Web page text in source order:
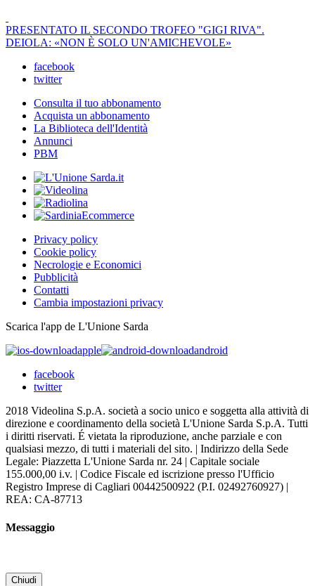
PRESENTATO IL SECONDO TROFEO "GIGI RIVA".
DEIOLA: «NON È SOLO UN'AMICHEVOLE»
facebook
twitter
Consulta il tuo abbonamento
Acquista un abbonamento
La Biblioteca dell'Identità
Annunci
PBM
Privacy policy
Cookie policy
Necrologie e Economici
Pubblicità
Contatti
Cambia impostazioni privacy
Scarica l'app de L'Unione Sarda
apple
android
facebook
twitter
2018 Videolina S.p.A. società a socio unico e soggetta alla attività di
direzione e coordinamento della società L'Unione Sarda S.p.A. Tutti
i diritti riservati. É vietata la riproduzione, anche parziale e con
qualsiasi mezzo, di tutti i materiali del sito. | Indirizzo della Sede
Legale: Piazzetta L'Unione Sarda nr. 24 | Capitale sociale
155.000,00 i.v. | Codice Fiscale ed iscrizione presso l'Ufficio
Registro Imprese di Cagliari 00442500922 (P.I. 02492760927) |
REA: CA-87713
Messaggio
Chiudi